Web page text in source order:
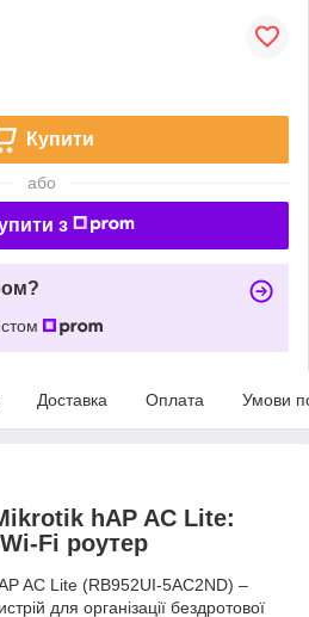
Купити
або
з
Доставка Оплата Умови
hAP AC Lite:
Fi роутер
AC Lite (RB952UI-5AC2ND) –
для організації бездротової